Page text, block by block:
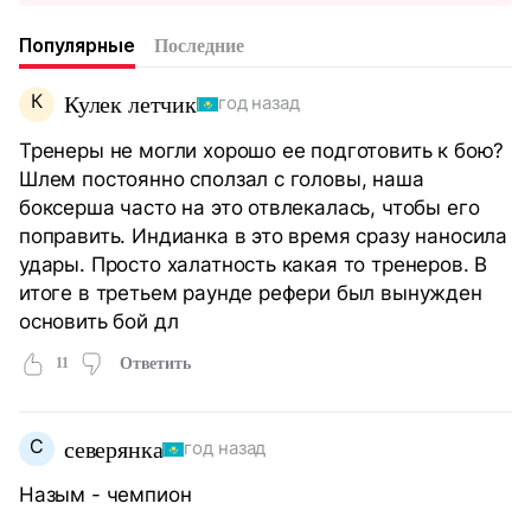
Популярные Последние
К Кулек летчик год назад
Тренеры не могли хорошо ее подготовить к бою?
Шлем постоянно сползал с головы, наша
боксерша часто на это отвлекалась, чтобы его
поправить. Индианка в это время сразу наносила
удары. Просто халатность какая то тренеров. В
итоге в третьем раунде рефери был вынужден
основить бой дл
11 Ответить
С северянка год назад
Назым - чемпион